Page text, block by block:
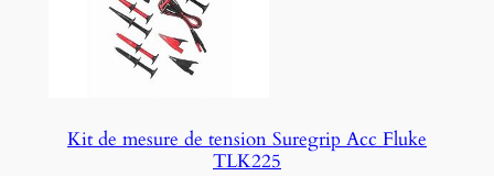
Kit de mesure de tension Suregrip Acc Fluke
TLK225